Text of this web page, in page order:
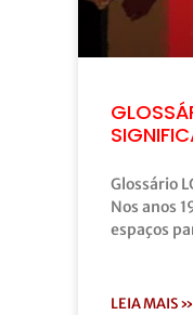
Glossário
Nos anos
espaços
LEIA MAIS »